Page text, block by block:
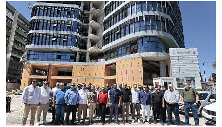
birlikte incelemelerde bulundu. Görkemli siluetiyle
meydanın da çehresini değiştiren binanın katlarını
gezen Başkan Mutlu ve meclis heyeti, yüklenici firma
yetkilileri ve ilgili teknik ekipten bina inşaatının son
durumuyla ilgili bilgileri aldı. Konak’a, kente yakışan,
nitelikli bir bina kazandıracaklarını vurgulayan Başkan
Mutlu, yeni hizmet binasının işlevselliği ve modern
mimarisiyle ilçeye değer katacağını ifade etti. Yaklaşık
12 bin metrekare inşaat alanına sahip olan, 2 bodrum
katı ve 8 kattan oluşan yeni hizmet binası, vatandaşın en